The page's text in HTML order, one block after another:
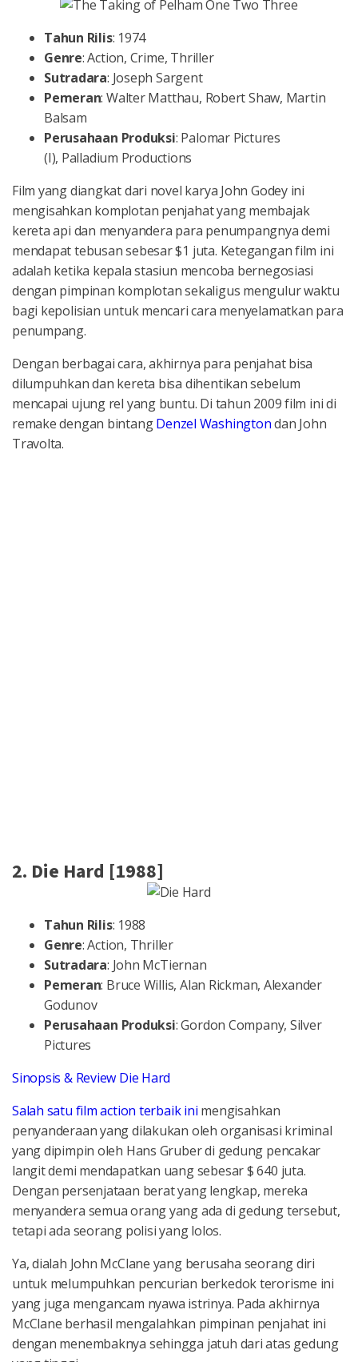
Tahun Rilis: 1974
Genre: Action, Crime, Thriller
Sutradara: Joseph Sargent
Pemeran: Walter Matthau, Robert Shaw, Martin
Balsam
Perusahaan Produksi: Palomar Pictures
(I), Palladium Productions
Film yang diangkat dari novel karya John Godey ini
mengisahkan komplotan penjahat yang membajak
kereta api dan menyandera para penumpangnya demi
mendapat tebusan sebesar $1 juta. Ketegangan film ini
adalah ketika kepala stasiun mencoba bernegosiasi
dengan pimpinan komplotan sekaligus mengulur waktu
bagi kepolisian untuk mencari cara menyelamatkan para
penumpang.
Dengan berbagai cara, akhirnya para penjahat bisa
dilumpuhkan dan kereta bisa dihentikan sebelum
mencapai ujung rel yang buntu. Di tahun 2009 film ini di
remake dengan bintangDenzel Washingtondan John
Travolta.
2. Die Hard [1988]
Tahun Rilis: 1988
Genre: Action, Thriller
Sutradara: John McTiernan
Pemeran: Bruce Willis, Alan Rickman, Alexander
Godunov
Perusahaan Produksi: Gordon Company, Silver
Pictures
Sinopsis & Review Die Hard
Salah satu film action terbaik ini mengisahkan
penyanderaan yang dilakukan oleh organisasi kriminal
yang dipimpin oleh Hans Gruber di gedung pencakar
langit demi mendapatkan uang sebesar $ 640 juta.
Dengan persenjataan berat yang lengkap, mereka
menyandera semua orang yang ada di gedung tersebut,
tetapi ada seorang polisi yang lolos.
Ya, dialah John McClane yang berusaha seorang diri
untuk melumpuhkan pencurian berkedok terorisme ini
yang juga mengancam nyawa istrinya. Pada akhirnya
McClane berhasil mengalahkan pimpinan penjahat ini
dengan menembaknya sehingga jatuh dari atas gedung